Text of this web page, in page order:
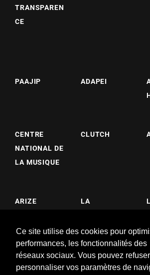
TRANSPAREN
CE
PAAJIP ADAPEI
CENTRE
NATIONAL DE
LA MUSIQUE
CLUTCH
ARIZE
ON BOIS
LA
Ce site utilise des cookies pour
performances, les fonctionnalités des
réseaux sociaux. Vous pouvez
personnaliser vos paramètres de